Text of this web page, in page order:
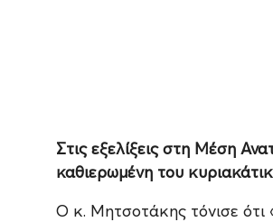
Στις εξελίξεις στη Μέση
καθιερωμένη του
Ο κ. Μητσοτάκης τόνισε